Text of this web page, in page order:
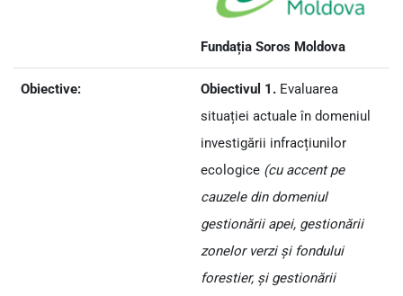
Fundația Soros Moldova
Obiective: Obiectivul 1. Evaluarea
situației actuale în domeniul
investigării infracțiunilor
ecologice (cu accent pe
cauzele din domeniul
gestionării apei, gestionării
zonelor verzi și fondului
forestier, și gestionării